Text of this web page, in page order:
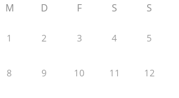
M D F S S
1 2 3 4 5
8 9 10 11 12